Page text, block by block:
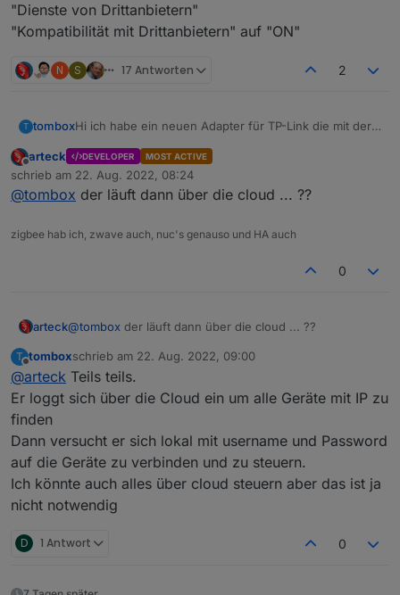
"Dienste von Drittanbietern"
"Kompatibilität mit Drittanbietern" auf "ON"
N S 17 Antworten 2
T tomboxHi ich habe ein neuen Adapter für TP-Link die mit der
Der Adapter loggt sich über die Cloud ein um alle
Geräte mit IP zu finden
Wenn das Gerät nicht als online erkannt wird kann
tapo.0.id.ip
Dann versucht er sich lokal mit username und
Password auf die Geräte zu verbinden und zu steuern.
Aktuelle Werte:
Motion Detection funktioniert mit Stream User und
Password
Loginablauf:
Die Tapo App Zugangsdaten eingeben
Steuern
tapo.0.id.remote auf true setzen steuert den
Offline
arteck DEVELOPER MOST ACTIVE
schrieb am 22. Aug. 2022, 08:24
zuletzt editiert von
@tombox der läuft dann über die cloud ... ??
zigbee hab ich, zwave auch, nuc's genauso und HA auch
0
arteck@tombox der läuft dann über die cloud ... ??
T
Offline
tomboxschrieb am 22. Aug. 2022, 09:00
zuletzt editiert von
@arteck Teils teils.
Er loggt sich über die Cloud ein um alle Geräte mit IP zu
finden
Dann versucht er sich lokal mit username und Password
auf die Geräte zu verbinden und zu steuern.
Ich könnte auch alles über cloud steuern aber das ist ja
nicht notwendig
D 1 Antwort 0